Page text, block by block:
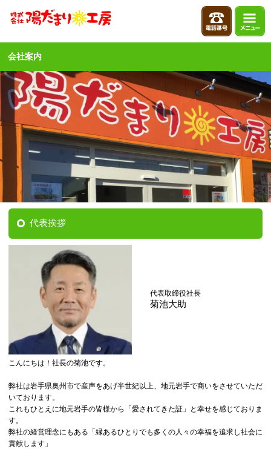
会社案内
代表挨拶
こんにちは！社長の菊池です。
弊社は岩手県奥州市で産声をあげ半世紀以上、地元岩手で商いをさせていただ
いております。
これもひとえに地元岩手の皆様から「愛されてきた証」と幸せを感じておりま
す。
弊社の経営理念にもある「縁あるひとりでも多くの人々の幸福を追求し社会に
貢献します」
代表取締役社長
菊池大助